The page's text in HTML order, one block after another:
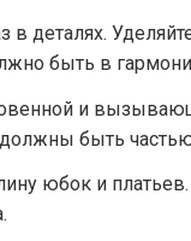
в деталях.
быть в
и
быть частью
юбок и